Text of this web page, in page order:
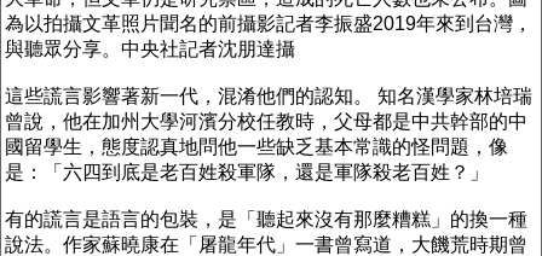
為以拍攝文革照片聞名的前攝影記者李振盛2019年來到台灣，
與聽眾分享。中央社記者沈朋達攝
這些謊言影響著新一代，混淆他們的認知。 知名漢學家林培瑞
曾說，他在加州大學河濱分校任教時，父母都是中共幹部的中
國留學生，態度認真地問他一些缺乏基本常識的怪問題，像
是：「六四到底是老百姓殺軍隊，還是軍隊殺老百姓？」
有的謊言是語言的包裝，是「聽起來沒有那麼糟糕」的換一種
說法。作家蘇曉康在「屠龍年代」一書曾寫道，大饑荒時期曾